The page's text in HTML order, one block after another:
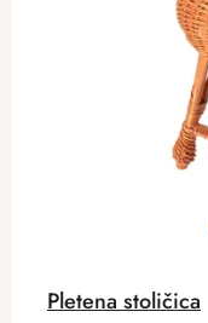
Pletena stoličica